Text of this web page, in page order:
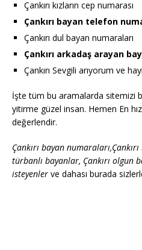
Çankırı kızların cep numarası
Çankırı bayan telefon
Çankırı dul bayan numaraları
Çankırı arkadaş arayan
Çankırı Sevgili arıyorum ve
İşte tüm bu aramalarda sitemizi
yitirme güzel insan. Hemen En
değerlendir.
Çankırı bayan numaraları,Çankırı
türbanlı bayanlar, Çankırı olgun
isteyenler ve dahası burada